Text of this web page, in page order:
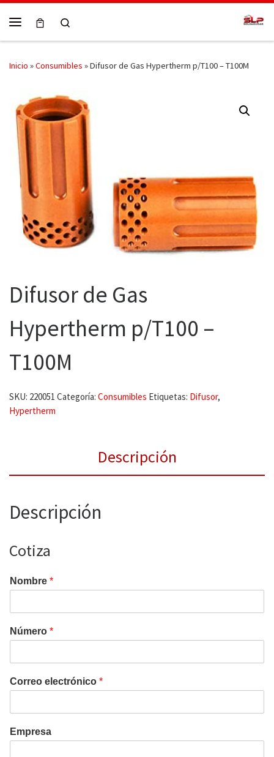
Skip to content
Inicio »Consumibles »Difusor de Gas Hypertherm p/T100 – T100M
Difusor de Gas
Hypertherm p/T100 –
T100M
SKU: 220051 Categoría: Consumibles Etiquetas: Difusor,
Hypertherm
Descripción
Descripción
Cotiza
Nombre *
Número *
Correo electrónico *
Empresa